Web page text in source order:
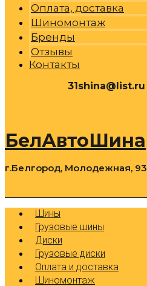
Оплата, доставка
Шиномонтаж
Бренды
Отзывы
Контакты
31shina@list.ru
БелАвтоШина
г.Белгород, Молодежная, 93
Шины
Грузовые шины
Диски
Грузовые диски
Оплата и доставка
Шиномонтаж